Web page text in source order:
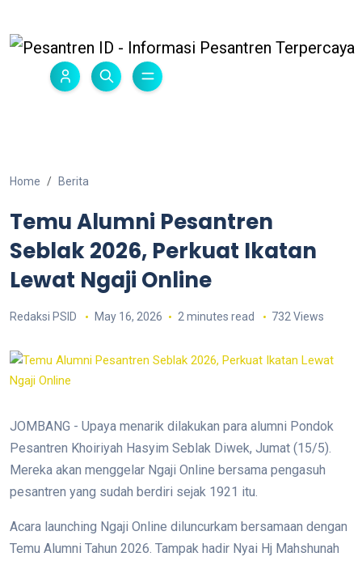
Home Berita
Temu Alumni Pesantren
Seblak 2026, Perkuat Ikatan
Lewat Ngaji Online
Redaksi PSID May 16, 2026 2 minutes read 732 Views
JOMBANG - Upaya menarik dilakukan para alumni Pondok
Pesantren Khoiriyah Hasyim Seblak Diwek, Jumat (15/5).
Mereka akan menggelar Ngaji Online bersama pengasuh
pesantren yang sudah berdiri sejak 1921 itu.
Acara launching Ngaji Online diluncurkam bersamaan dengan
Temu Alumni Tahun 2026. Tampak hadir Nyai Hj Mahshunah